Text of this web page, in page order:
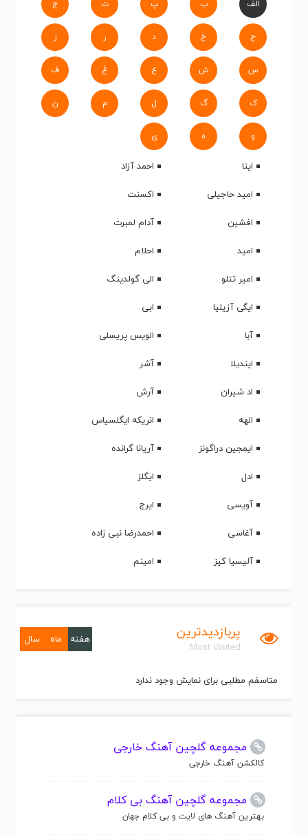
الف ب پ ت ج
ح خ د ر ز
س ش ع غ ف
ک گ ل م ن
و ه ی
اینا
احمد آزاد
امید حاجیلی
اکسنت
افشین
آدام لمبرت
امید
احلام
امیر تتلو
الی گولدینگ
ایگی آزیلیا
ابی
آبا
الویس پریسلی
ایندیلا
آشر
اد شیران
آرش
الهه
انریکه ایگلسیاس
ایمجین دراگونز
آریانا گرانده
ادل
ایگلز
آویسی
ایرج
آغاسی
احمدرضا نبی زاده
آلیسیا کیز
امینم
پربازدیدترین
Most Visited
هفته ماه سال
متاسفم مطلبی برای نمایش وجود ندارد
مجموعه گلچین آهنگ خارجی
کالکشن آهنگ خارجی
مجموعه گلچین آهنگ بی کلام
بهترین آهنگ های لایت و بی کلام جهان